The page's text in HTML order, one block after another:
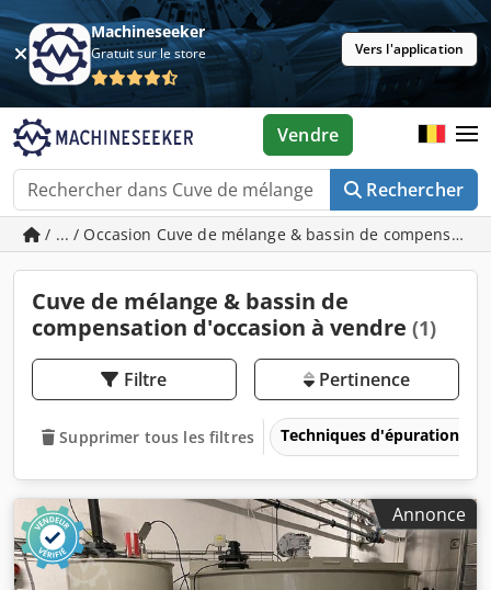
Machineseeker
Gratuit sur le store Vers l'application
Rechercher
Vendre
/ ... / Occasion Cuve de mélange & bassin de
Cuve de mélange & bassin de
compensation d'occasion à vendre (1)
Filtre Pertinence
Supprimer tous les filtres Techniques d'épuration
Annonce